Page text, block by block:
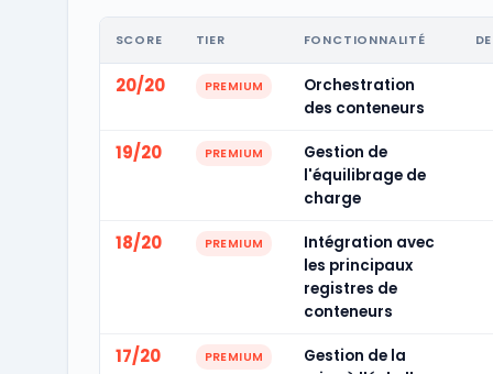
SCORE TIER FONCTIONNALITÉ
20/20 PREMIUM
Orchestration
des conteneurs
19/20 PREMIUM
Gestion de
l'équilibrage de
charge
18/20 PREMIUM
Intégration avec
les principaux
registres de
conteneurs
17/20 PREMIUM
Gestion de la